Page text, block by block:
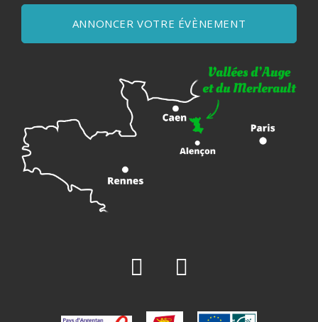
ANNONCER VOTRE ÉVÈNEMENT